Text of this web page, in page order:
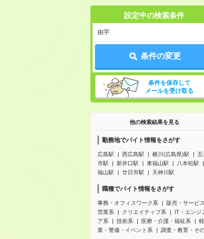
設定中の検索条件
由宇
条件の変更
条件を保存して
メールを受け取る
他の検索結果を見る
勤務地でバイト情報をさがす
広島駅 西広島駅 横川(広島県)駅
五
市駅
新井口駅 東福山駅
八本松駅
福山駅
廿日市駅 天神川駅
職種でバイト情報をさがす
事務・オフィスワーク系
販売・サービ
営業系
クリエイティブ系
IT・エンジ
ア系
技術系 医療・介護・福祉系
業・警備・イベント系
調査・教育・そ